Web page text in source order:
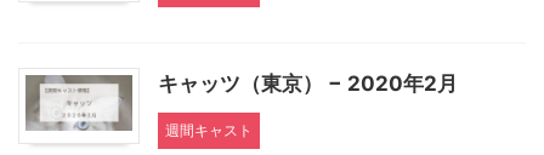
キャッツ（東京） − 2020年2月
週間キャスト